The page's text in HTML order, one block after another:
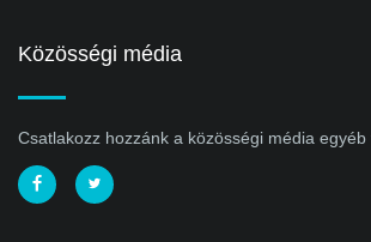
Közösségi média
Csatlakozz hozzánk a közösségi média egyéb